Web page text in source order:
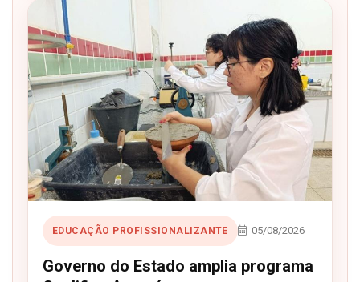
EDUCAÇÃO PROFISSIONALIZANTE 05/08/2026
Governo do Estado amplia programa